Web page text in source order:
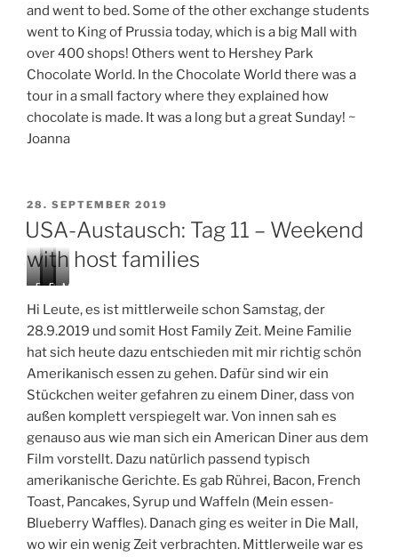
and went to bed. Some of the other exchange students
went to King of Prussia today, which is a big Mall with
over 400 shops! Others went to Hershey Park
Chocolate World. In the Chocolate World there was a
tour in a small factory where they explained how
chocolate is made. It was a long but a great Sunday! ~
Joanna
VERÖFFENTLICHT
AM
28. SEPTEMBER 2019
USA-Austausch: Tag 11 – Weekend
with host families
B
i
t
h
d
a
c
a
k
D
e
r
B
e
b
e
r
y
w
a
f
l
e
s
M
s
a
g
o
n
t
h
e
s
c
r
e
Hi Leute, es ist mittlerweile schon Samstag, der
28.9.2019 und somit Host Family Zeit. Meine Familie
hat sich heute dazu entschieden mit mir richtig schön
Amerikanisch essen zu gehen. Dafür sind wir ein
Stückchen weiter gefahren zu einem Diner, dass von
außen komplett verspiegelt war. Von innen sah es
genauso aus wie man sich ein American Diner aus dem
Film vorstellt. Dazu natürlich passend typisch
amerikanische Gerichte. Es gab Rührei, Bacon, French
Toast, Pancakes, Syrup und Waffeln (Mein essen-
Blueberry Waffles). Danach ging es weiter in Die Mall,
wo wir ein wenig Zeit verbrachten. Mittlerweile war es